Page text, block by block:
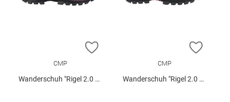
ZUR WUNSCHLISTE HINZUFÜGEN
CMP
Wanderschuh "Rigel 2.0 Low W"
ZUR
CMP
Wanderschuh "Rigel 2.0 Low W"